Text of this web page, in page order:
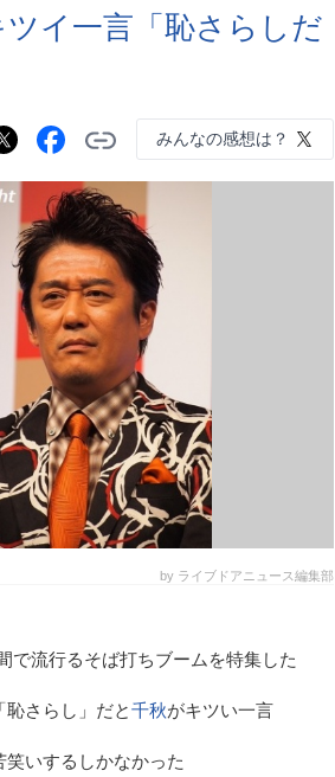
イ一言「恥さらしだ
みんなの感想は？
by ライブドアニュース編集部
で流行るそば打ちブームを特集した
さらし」だと千秋がキツい一言
いするしかなかった